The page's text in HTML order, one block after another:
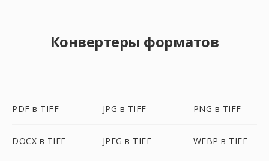
Конвертеры форматов
PDF в TIFF JPG в TIFF PNG в TIFF
DOCX в TIFF JPEG в TIFF WEBP в TIFF